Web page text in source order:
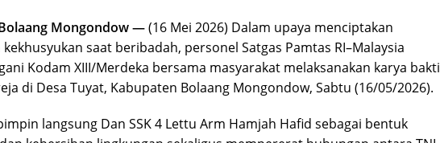
Mongondow —(16 Mei 2026) Dalam upaya menciptakan
saat beribadah, personel Satgas Pamtas RI–Malaysia
Kodam XIII/Merdeka bersama masyarakat melaksanakan karya bakti
di Desa Tuyat, Kabupaten Bolaang Mongondow, Sabtu (16/05/2026).
langsung Dan SSK 4 Lettu Arm Hamjah Hafid sebagai bentuk